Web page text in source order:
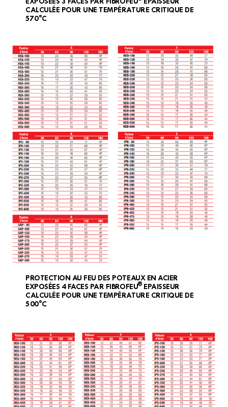
EXPOSÉES 3 FACES PAR FIBROFEU EPAISSEUR
CALCULÉE POUR UNE TEMPÉRATURE CRITIQUE DE
570°C
PROTECTION AU FEU DES POTEAUX EN ACIER
EXPOSÉES 4 FACES PAR FIBROFEU®EPAISSEUR
CALCULÉE POUR UNE TEMPÉRATURE CRITIQUE DE
500°C